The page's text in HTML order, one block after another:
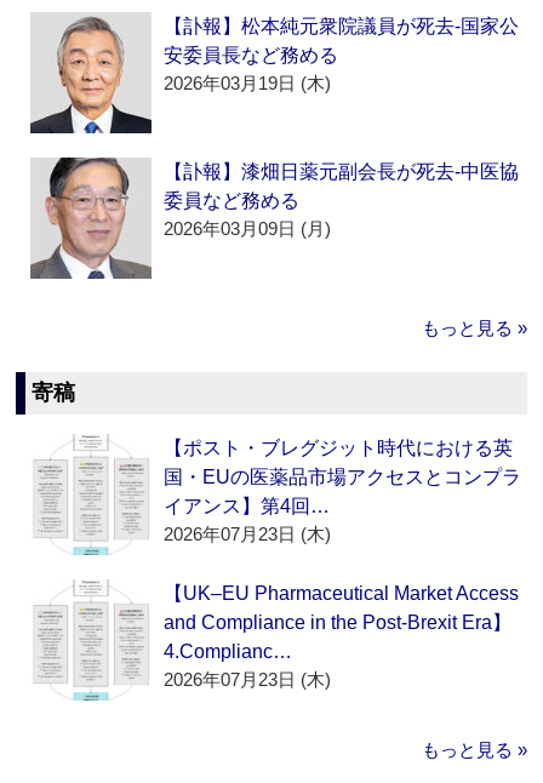
【訃報】松本純元衆院議員が死去‐国家公
安委員長など務める
2026年03月19日 (木)
【訃報】漆畑日薬元副会長が死去‐中医協
委員など務める
2026年03月09日 (月)
もっと見る »
寄稿
【ポスト・ブレグジット時代における英
国・EUの医薬品市場アクセスとコンプラ
イアンス】第4回…
2026年07月23日 (木)
【UK–EU Pharmaceutical Market Access
and Compliance in the Post-Brexit Era】
4.Complianc…
2026年07月23日 (木)
もっと見る »